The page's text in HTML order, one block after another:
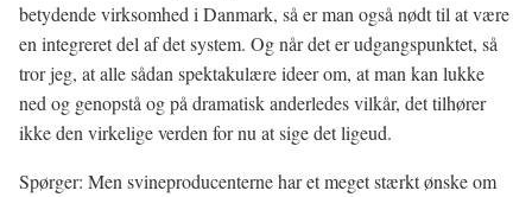
betydende virksomhed i Danmark, så er man også nødt til at være
en integreret del af det system. Og når det er udgangspunktet, så
tror jeg, at alle sådan spektakulære ideer om, at man kan lukke
ned og genopstå og på dramatisk anderledes vilkår, det tilhører
ikke den virkelige verden for nu at sige det ligeud.
Spørger: Men svineproducenterne har et meget stærkt ønske om